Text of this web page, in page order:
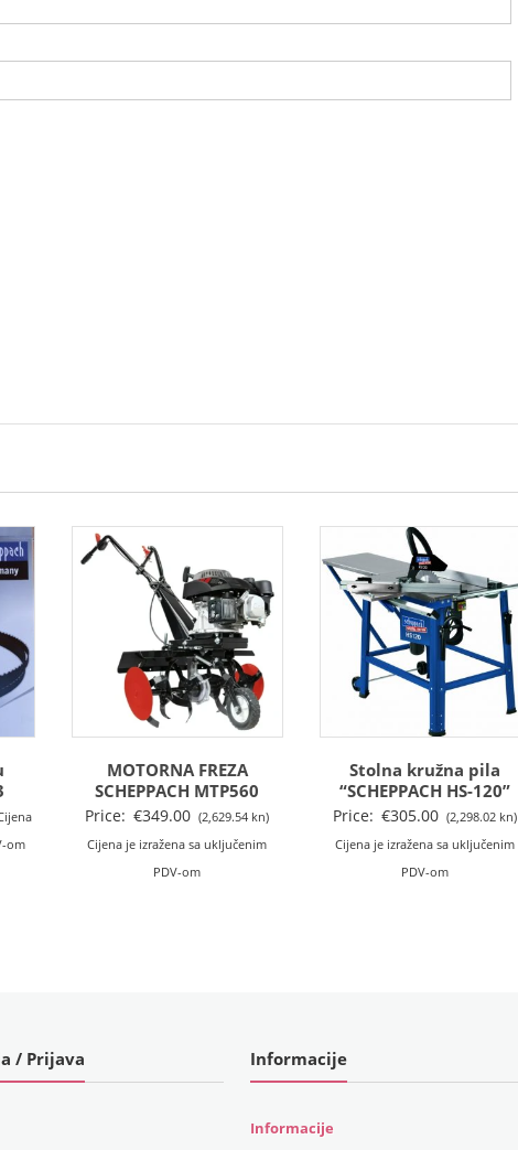
om
MOTORNA FREZA
SCHEPPACH MTP560
Price: €349.00 (2,629.54 kn)
Cijena je izražena sa uključenim
PDV-om
Stolna kružna pila
“SCHEPPACH HS-120”
Price: €305.00 (2,298.02 kn)
Cijena je izražena sa uključenim
PDV-om
/ Prijava Informacije
Informacije